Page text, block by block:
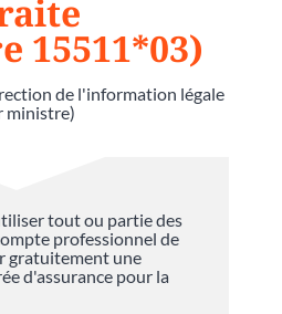
15511*03)
de l'information légale
ministre)
tout ou partie des
professionnel de
gratuitement une
d'assurance pour la